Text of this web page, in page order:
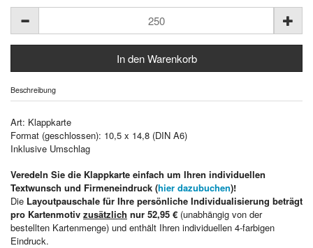
Beschreibung
Art: Klappkarte
Format (geschlossen): 10,5 x 14,8 (DIN A6)
Inklusive Umschlag
Veredeln Sie die Klappkarte einfach um Ihren individuellen
Textwunsch und Firmeneindruck (hier dazubuchen)!
Die Layoutpauschale für Ihre persönliche Individualisierung beträgt
pro Kartenmotiv zusätzlich nur 52,95 € (unabhängig von der
bestellten Kartenmenge) und enthält Ihren individuellen 4-farbigen
Eindruck.